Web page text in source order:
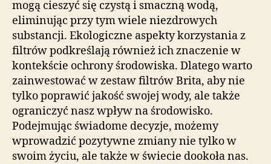
mogą cieszyć się czystą i smaczną wodą,
eliminując przy tym wiele niezdrowych
substancji. Ekologiczne aspekty korzystania z
filtrów podkreślają również ich znaczenie w
kontekście ochrony środowiska. Dlatego warto
zainwestować w zestaw filtrów Brita, aby nie
tylko poprawić jakość swojej wody, ale także
ograniczyć nasz wpływ na środowisko.
Podejmując świadome decyzje, możemy
wprowadzić pozytywne zmiany nie tylko w
swoim życiu, ale także w świecie dookoła nas.